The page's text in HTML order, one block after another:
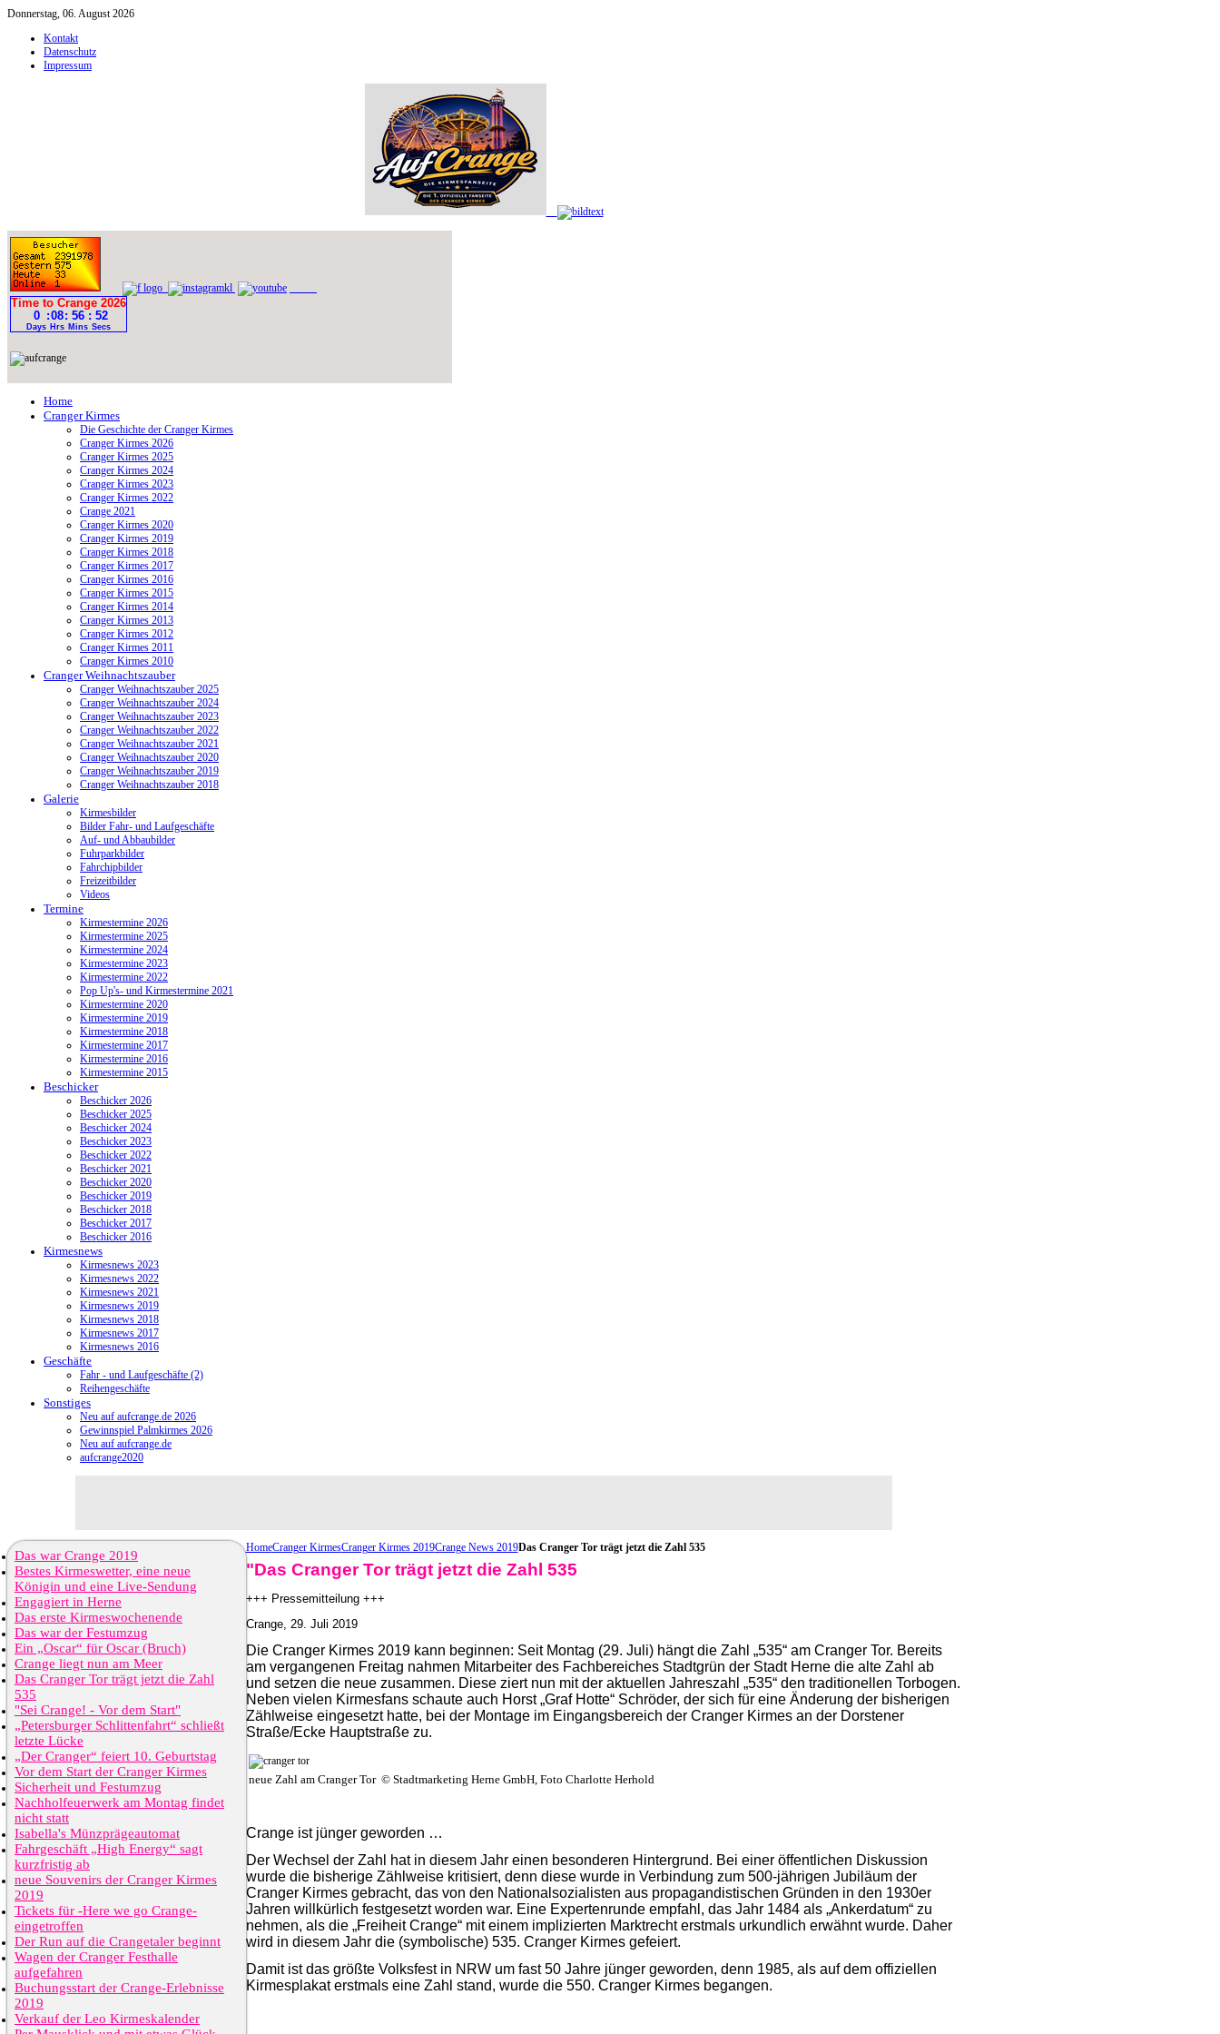
Donnerstag, 06. August 2026
Kontakt
Datenschutz
Impressum
Home
Cranger Kirmes
Die Geschichte der Cranger Kirmes
Cranger Kirmes 2026
Cranger Kirmes 2025
Cranger Kirmes 2024
Cranger Kirmes 2023
Cranger Kirmes 2022
Crange 2021
Cranger Kirmes 2020
Cranger Kirmes 2019
Cranger Kirmes 2018
Cranger Kirmes 2017
Cranger Kirmes 2016
Cranger Kirmes 2015
Cranger Kirmes 2014
Cranger Kirmes 2013
Cranger Kirmes 2012
Cranger Kirmes 2011
Cranger Kirmes 2010
Cranger Weihnachtszauber
Cranger Weihnachtszauber 2025
Cranger Weihnachtszauber 2024
Cranger Weihnachtszauber 2023
Cranger Weihnachtszauber 2022
Cranger Weihnachtszauber 2021
Cranger Weihnachtszauber 2020
Cranger Weihnachtszauber 2019
Cranger Weihnachtszauber 2018
Galerie
Kirmesbilder
Bilder Fahr- und Laufgeschäfte
Auf- und Abbaubilder
Fuhrparkbilder
Fahrchipbilder
Freizeitbilder
Videos
Termine
Kirmestermine 2026
Kirmestermine 2025
Kirmestermine 2024
Kirmestermine 2023
Kirmestermine 2022
Pop Up's- und Kirmestermine 2021
Kirmestermine 2020
Kirmestermine 2019
Kirmestermine 2018
Kirmestermine 2017
Kirmestermine 2016
Kirmestermine 2015
Beschicker
Beschicker 2026
Beschicker 2025
Beschicker 2024
Beschicker 2023
Beschicker 2022
Beschicker 2021
Beschicker 2020
Beschicker 2019
Beschicker 2018
Beschicker 2017
Beschicker 2016
Kirmesnews
Kirmesnews 2023
Kirmesnews 2022
Kirmesnews 2021
Kirmesnews 2019
Kirmesnews 2018
Kirmesnews 2017
Kirmesnews 2016
Geschäfte
Fahr - und Laufgeschäfte (2)
Reihengeschäfte
Sonstiges
Neu auf aufcrange.de 2026
Gewinnspiel Palmkirmes 2026
Neu auf aufcrange.de
aufcrange2020
HomeCranger KirmesCranger Kirmes 2019Crange News 2019Das Cranger Tor trägt jetzt die Zahl 535
"Das Cranger Tor trägt jetzt die Zahl 535
+++ Pressemitteilung +++
Crange, 29. Juli 2019
Die Cranger Kirmes 2019 kann beginnen: Seit Montag (29. Juli) hängt die Zahl „535“ am Cranger Tor. Bereits
am vergangenen Freitag nahmen Mitarbeiter des Fachbereiches Stadtgrün der Stadt Herne die alte Zahl ab
und setzen die neue zusammen. Diese ziert nun mit der aktuellen Jahreszahl „535“ den traditionellen Torbogen.
Neben vielen Kirmesfans schaute auch Horst „Graf Hotte“ Schröder, der sich für eine Änderung der bisherigen
Zählweise eingesetzt hatte, bei der Montage im Eingangsbereich der Cranger Kirmes an der Dorstener
Straße/Ecke Hauptstraße zu.
neue Zahl am Cranger Tor © Stadtmarketing Herne GmbH, Foto Charlotte Herhold
Crange ist jünger geworden …
Der Wechsel der Zahl hat in diesem Jahr einen besonderen Hintergrund. Bei einer öffentlichen Diskussion
wurde die bisherige Zählweise kritisiert, denn diese wurde in Verbindung zum 500-jährigen Jubiläum der
Cranger Kirmes gebracht, das von den Nationalsozialisten aus propagandistischen Gründen in den 1930er
Jahren willkürlich festgesetzt worden war. Eine Expertenrunde empfahl, das Jahr 1484 als „Ankerdatum“ zu
nehmen, als die „Freiheit Crange“ mit einem implizierten Marktrecht erstmals urkundlich erwähnt wurde. Daher
wird in diesem Jahr die (symbolische) 535. Cranger Kirmes gefeiert.
Damit ist das größte Volksfest in NRW um fast 50 Jahre jünger geworden, denn 1985, als auf dem offiziellen
Kirmesplakat erstmals eine Zahl stand, wurde die 550. Cranger Kirmes begangen.
Das war Crange 2019
Bestes Kirmeswetter, eine neue
Königin und eine Live-Sendung
Engagiert in Herne
Das erste Kirmeswochenende
Das war der Festumzug
Ein „Oscar“ für Oscar (Bruch)
Crange liegt nun am Meer
Das Cranger Tor trägt jetzt die Zahl
535
"Sei Crange! - Vor dem Start"
„Petersburger Schlittenfahrt“ schließt
letzte Lücke
„Der Cranger“ feiert 10. Geburtstag
Vor dem Start der Cranger Kirmes
Sicherheit und Festumzug
Nachholfeuerwerk am Montag findet
nicht statt
Isabella's Münzprägeautomat
Fahrgeschäft „High Energy“ sagt
kurzfristig ab
neue Souvenirs der Cranger Kirmes
2019
Tickets für -Here we go Crange-
eingetroffen
Der Run auf die Crangetaler beginnt
Wagen der Cranger Festhalle
aufgefahren
Buchungsstart der Crange-Erlebnisse
2019
Verkauf der Leo Kirmeskalender